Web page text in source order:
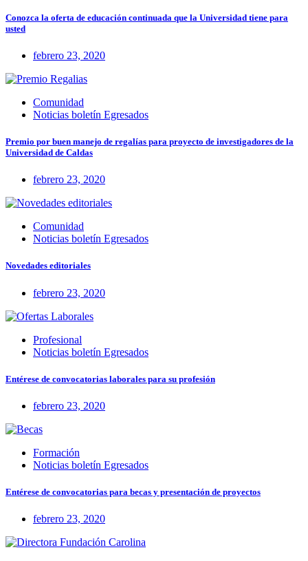
Conozca la oferta de educación continuada que la Universidad tiene para
usted
febrero 23, 2020
Comunidad
Noticias boletín Egresados
Premio por buen manejo de regalías para proyecto de investigadores de la
Universidad de Caldas
febrero 23, 2020
Comunidad
Noticias boletín Egresados
Novedades editoriales
febrero 23, 2020
Profesional
Noticias boletín Egresados
Entérese de convocatorias laborales para su profesión
febrero 23, 2020
Formación
Noticias boletín Egresados
Entérese de convocatorias para becas y presentación de proyectos
febrero 23, 2020